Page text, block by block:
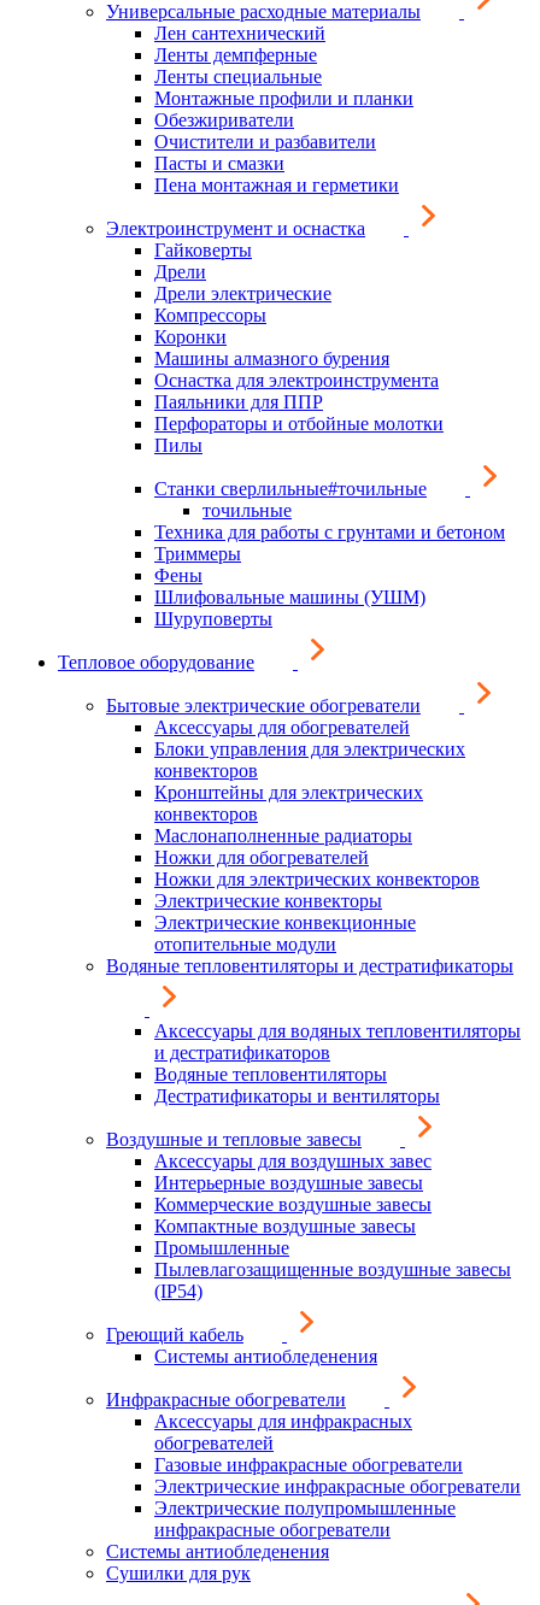
Универсальные расходные материалы
Лен сантехнический
Ленты демпферные
Ленты специальные
Монтажные профили и планки
Обезжириватели
Очистители и разбавители
Пасты и смазки
Пена монтажная и герметики
Электроинструмент и оснастка
Гайковерты
Дрели
Дрели электрические
Компрессоры
Коронки
Машины алмазного бурения
Оснастка для электроинструмента
Паяльники для ППР
Перфораторы и отбойные молотки
Пилы
Станки сверлильные#точильные
точильные
Техника для работы с грунтами и бетоном
Триммеры
Фены
Шлифовальные машины (УШМ)
Шуруповерты
Тепловое оборудование
Бытовые электрические обогреватели
Аксессуары для обогревателей
Блоки управления для электрических
конвекторов
Кронштейны для электрических
конвекторов
Маслонаполненные радиаторы
Ножки для обогревателей
Ножки для электрических конвекторов
Электрические конвекторы
Электрические конвекционные
отопительные модули
Водяные тепловентиляторы и дестратификаторы
Аксессуары для водяных тепловентиляторы
и дестратификаторов
Водяные тепловентиляторы
Дестратификаторы и вентиляторы
Воздушные и тепловые завесы
Аксессуары для воздушных завес
Интерьерные воздушные завесы
Коммерческие воздушные завесы
Компактные воздушные завесы
Промышленные
Пылевлагозащищенные воздушные завесы
(IP54)
Греющий кабель
Системы антиобледенения
Инфракрасные обогреватели
Аксессуары для инфракрасных
обогревателей
Газовые инфракрасные обогреватели
Электрические инфракрасные обогреватели
Электрические полупромышленные
инфракрасные обогреватели
Системы антиобледенения
Сушилки для рук